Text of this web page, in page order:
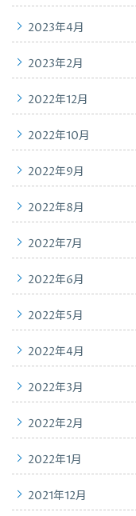
2023年4月
2023年2月
2022年12月
2022年10月
2022年9月
2022年8月
2022年7月
2022年6月
2022年5月
2022年4月
2022年3月
2022年2月
2022年1月
2021年12月